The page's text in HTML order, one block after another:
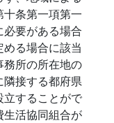
条第一項第一
要がある場合
る場合に該当
所の所在地の
接する都府県
立することがで
生活協同組合が